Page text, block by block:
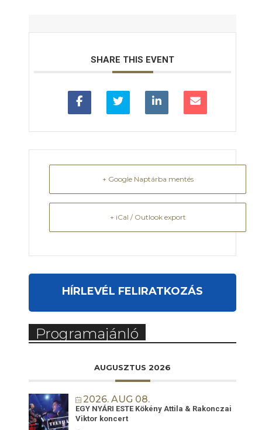
SHARE THIS EVENT
+ Google Naptárba mentés
+ iCal / Outlook export
HÍRLEVÉL FELIRATKOZÁS
Programajánló
AUGUSZTUS 2026
2026. AUG 08.
EGY NYÁRI ESTE Kökény Attila & Rakonczai
Viktor koncert